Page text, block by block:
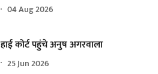
04 Aug 2026
हाई कोर्ट पहुंचे अनुष अगरवाला
25 Jun 2026